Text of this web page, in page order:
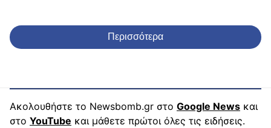
Περισσότερα
Ακολουθήστε το Newsbomb.gr στο Google News και
στο YouTube και μάθετε πρώτοι όλες τις ειδήσεις.